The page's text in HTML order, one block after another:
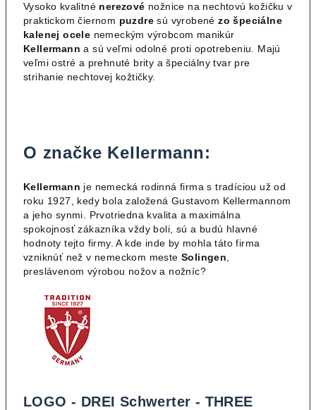
Vysoko kvalitné nerezové nožnice na nechtovú kožičku v
praktickom čiernom puzdre sú vyrobenézo špeciálne
kalenej ocele nemeckým výrobcom manikúr
Kellermann a sú veľmi odolné proti opotrebeniu. Majú
veľmi ostré a prehnuté brity a špeciálny tvar pre
strihanie nechtovej kožtičky.
O značke Kellermann:
Kellermann je nemecká rodinná firma s tradíciou už od
roku 1927, kedy bola založená Gustavom Kellermannom
a jeho synmi. Prvotriedna kvalita a maximálna
spokojnosť zákazníka vždy boli, sú a budú hlavné
hodnoty tejto firmy. A kde inde by mohla táto firma
vzniknúť než v nemeckom meste Solingen
preslávenom výrobou nožov a nožníc?
LOGO - DREI Schwerter - THREE